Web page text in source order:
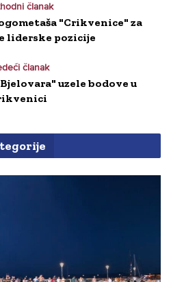
članak
"Crikvenice" za
liderske pozicije
članak
uzele bodove u